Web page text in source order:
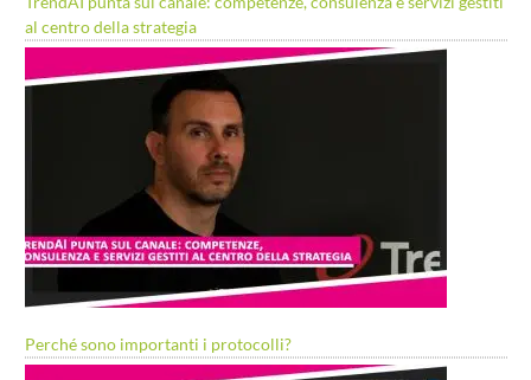
al centro della strategia
Perché sono importanti i protocolli?